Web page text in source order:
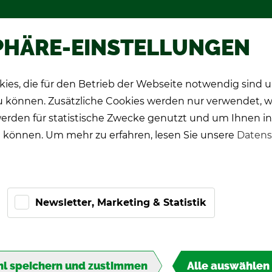
EINSTELLUNGEN
die für den Betrieb der Webseite notwendig sind
können. Zusätzliche Cookies werden nur verwendet,
für statistische Zwecke genutzt und um Ihnen
Um mehr zu erfahren, lesen Sie unsere
Newsletter, Marketing & Statistik
speichern und zustimmen Alle
Spie­ler Pro-Ki­cker Ge­schenk­ide­en
Wer­be­spie­le Über TIPP-KICK